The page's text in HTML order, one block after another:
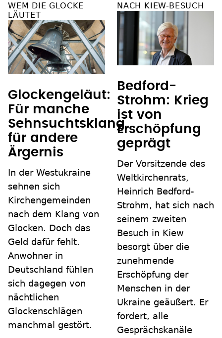
WEM DIE GLOCKE
LÄUTET
Glockengeläut:
Für manche
Sehnsuchtsklang,
für andere
Ärgernis
In der Westukraine
sehnen sich
Kirchengemeinden
nach dem Klang von
Glocken. Doch das
Geld dafür fehlt.
Anwohner in
Deutschland fühlen
sich dagegen von
nächtlichen
Glockenschlägen
manchmal gestört.
NACH KIEW-BESUCH
Bedford-
Strohm: Krieg
ist von
Erschöpfung
geprägt
Der Vorsitzende des
Weltkirchenrats,
Heinrich Bedford-
Strohm, hat sich nach
seinem zweiten
Besuch in Kiew
besorgt über die
zunehmende
Erschöpfung der
Menschen in der
Ukraine geäußert. Er
fordert, alle
Gesprächskanäle